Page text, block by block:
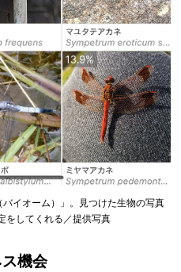
バイオーム）」。見つけた生物の写真
をしてくれる／提供写真
機会